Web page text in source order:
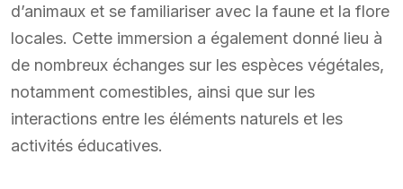
d’animaux et se familiariser avec la faune et la flore
locales. Cette immersion a également donné lieu à
de nombreux échanges sur les espèces végétales,
notamment comestibles, ainsi que sur les
interactions entre les éléments naturels et les
activités éducatives.